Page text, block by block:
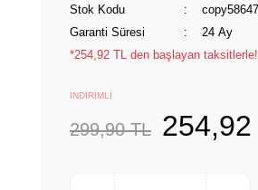
Stok Kodu
Garanti Süresi
24 Ay
*254,92 TL den başlayan taksitlerle!
İNDİRİMLİ
299,90 TL 254,92